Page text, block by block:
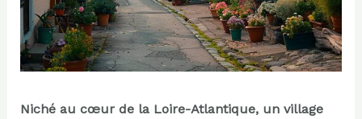
Niché au cœur de la Loire-Atlantique, un village